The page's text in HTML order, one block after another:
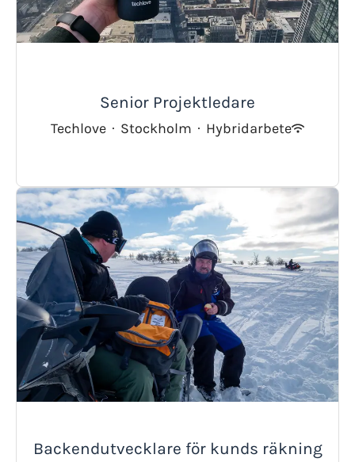
Senior Projektledare
Techlove · Stockholm · Hybridarbete
Backendutvecklare för kunds räkning